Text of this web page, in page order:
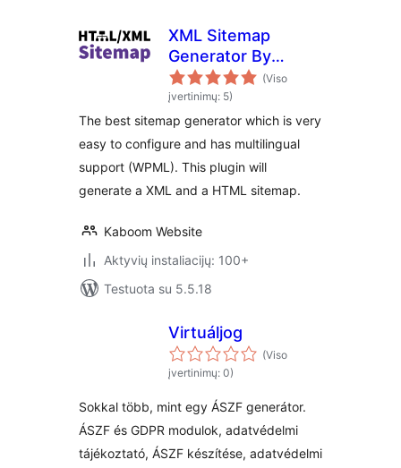
XML Sitemap
Generator By
Kaboom
(Viso
įvertinimų: 5)
The best sitemap generator which is very
easy to configure and has multilingual
support (WPML). This plugin will
generate a XML and a HTML sitemap.
Kaboom Website
Aktyvių instaliacijų: 100+
Testuota su 5.5.18
Virtuáljog
(Viso
įvertinimų: 0)
Sokkal több, mint egy ÁSZF generátor.
ÁSZF és GDPR modulok, adatvédelmi
tájékoztató, ÁSZF készítése, adatvédelmi